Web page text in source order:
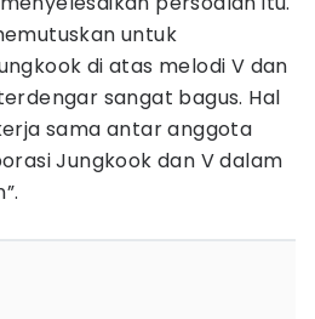
untuk
di atas melodi V dan
sangat bagus. Hal
sama antar anggota
Jungkook dan V dalam